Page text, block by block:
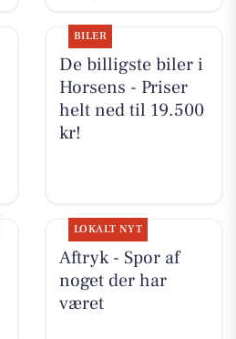
BILER
De billigste biler i
Horsens - Priser
helt ned til 19.500
kr!
LOKALT NYT
Aftryk - Spor af
noget der har
været